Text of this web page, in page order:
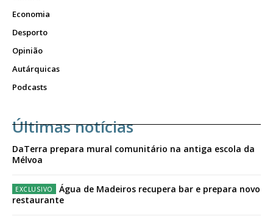
Economia
Desporto
Opinião
Autárquicas
Podcasts
Últimas notícias
DaTerra prepara mural comunitário na antiga escola da
Mélvoa
Água de Madeiros recupera bar e prepara novo
restaurante